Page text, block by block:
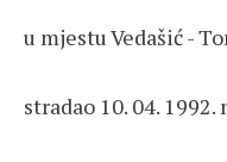
u mjestu Vedašić -
stradao 10. 04. 1992.